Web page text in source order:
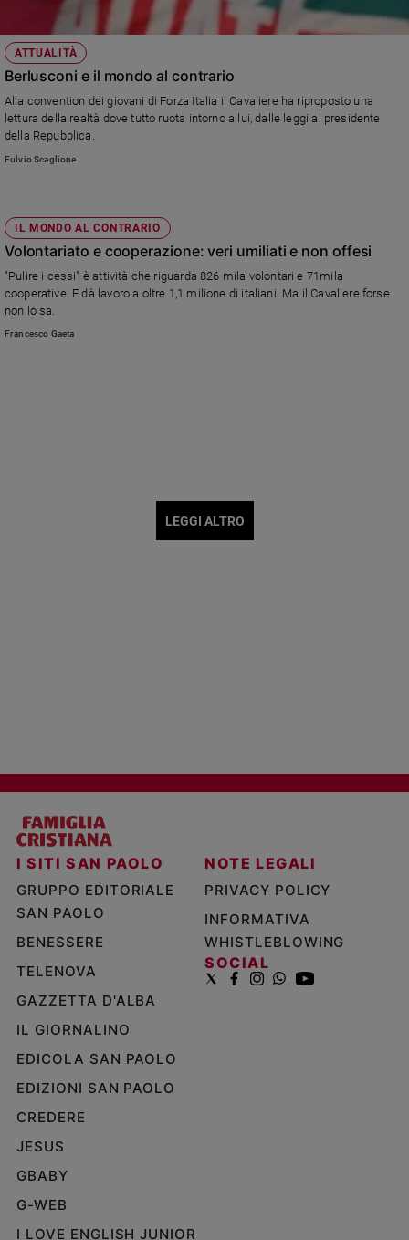
ATTUALITÀ
Berlusconi e il mondo al contrario
Alla convention dei giovani di Forza Italia il Cavaliere ha riproposto una
lettura della realtà dove tutto ruota intorno a lui, dalle leggi al presidente
della Repubblica.
Fulvio Scaglione
IL MONDO AL CONTRARIO
Volontariato e cooperazione: veri umiliati e non offesi
"Pulire i cessi" è attività che riguarda 826 mila volontari e 71mila
cooperative. E dà lavoro a oltre 1,1 milione di italiani. Ma il Cavaliere forse
non lo sa.
Francesco Gaeta
LEGGI ALTRO
I SITI SAN PAOLO
GRUPPO EDITORIALE
SAN PAOLO
BENESSERE
TELENOVA
GAZZETTA D'ALBA
IL GIORNALINO
EDICOLA SAN PAOLO
EDIZIONI SAN PAOLO
CREDERE
JESUS
GBABY
G-WEB
I LOVE ENGLISH JUNIOR
NOTE LEGALI
PRIVACY POLICY
INFORMATIVA
WHISTLEBLOWING
SOCIAL